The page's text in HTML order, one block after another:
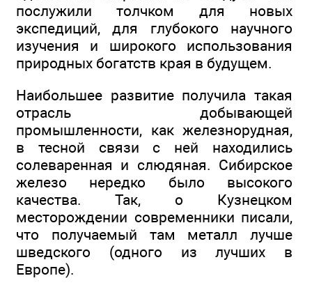
послужили толчком для новых
экспедиций, для глубокого научного
изучения и широкого использования
природных богатств края в будущем.
Наибольшее развитие получила такая
отрасль добывающей
промышленности, как железнорудная,
в тесной связи с ней находились
солеваренная и слюдяная. Сибирское
железо нередко было высокого
качества. Так, о Кузнецком
месторождении современники писали,
что получаемый там металл лучше
шведского (одного из лучших в
Европе).